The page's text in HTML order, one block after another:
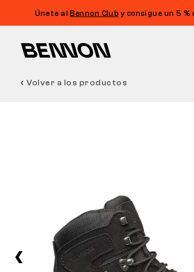
Únete alBennon Club y consigue un 5 %
Outdoor
Volver a los productos